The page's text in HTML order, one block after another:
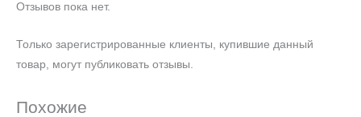
Отзывов пока нет.
Только зарегистрированные клиенты, купившие данный
товар, могут публиковать отзывы.
Похожие